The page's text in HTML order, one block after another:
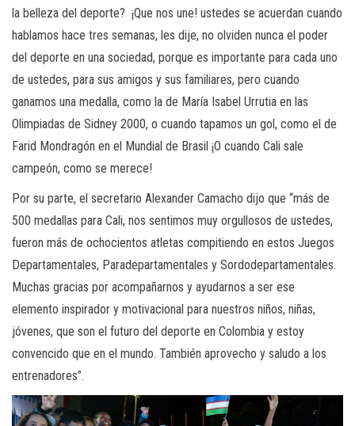
la belleza del deporte? ¡Que nos une! ustedes se acuerdan cuando
hablamos hace tres semanas, les dije, no olviden nunca el poder
del deporte en una sociedad, porque es importante para cada uno
de ustedes, para sus amigos y sus familiares, pero cuando
ganamos una medalla, como la de María Isabel Urrutia en las
Olimpiadas de Sidney 2000, o cuando tapamos un gol, como el de
Farid Mondragón en el Mundial de Brasil ¡O cuando Cali sale
campeón, como se merece!
Por su parte, el secretario Alexander Camacho dijo que “más de
500 medallas para Cali, nos sentimos muy orgullosos de ustedes,
fueron más de ochocientos atletas compitiendo en estos Juegos
Departamentales, Paradepartamentales y Sordodepartamentales.
Muchas gracias por acompañarnos y ayudarnos a ser ese
elemento inspirador y motivacional para nuestros niños, niñas,
jóvenes, que son el futuro del deporte en Colombia y estoy
convencido que en el mundo. También aprovecho y saludo a los
entrenadores”.